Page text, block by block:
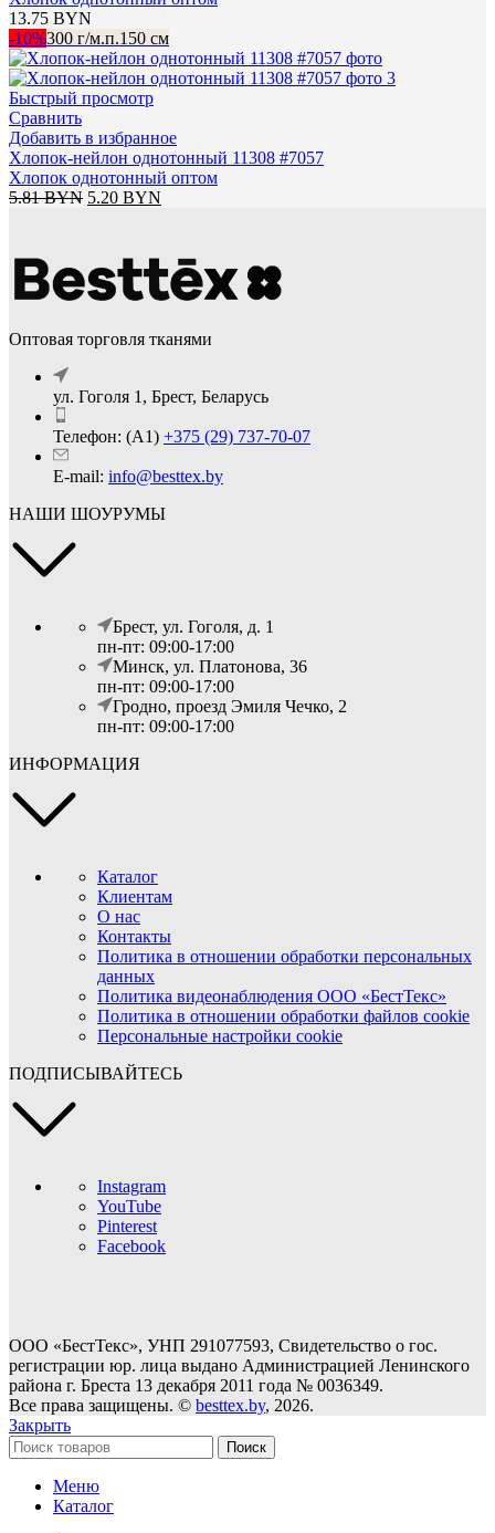
13.75 BYN
-10%300 г/м.п.150 см
Быстрый просмотр
Сравнить
Добавить в избранное
Хлопок-нейлон однотонный 11308 #7057
Хлопок однотонный оптом
5.81BYN Первоначальная
5.81 BYN.
5.20 BYN
Оптовая торговля тканями
ул. Гоголя 1, Брест, Беларусь
Телефон: (А1) +375 (29) 737-70-07
E-mail: info@besttex.by
НАШИ ШОУРУМЫ
Брест, ул. Гоголя, д. 1
пн-пт: 09:00-17:00
Минск, ул. Платонова, 36
пн-пт: 09:00-17:00
Гродно, проезд Эмиля Чечко, 2
пн-пт: 09:00-17:00
ИНФОРМАЦИЯ
Каталог
Клиентам
О нас
Контакты
Политика в отношении обработки персональных
данных
Политика видеонаблюдения ООО «БестТекс»
Политика в отношении обработки файлов cookie
Персональные настройки cookie
ПОДПИСЫВАЙТЕСЬ
Instagram
YouTube
Pinterest
Facebook
ООО «БестТекс», УНП 291077593, Свидетельство о гос.
регистрации юр. лица выдано Администрацией Ленинского
района г. Бреста 13 декабря 2011 года № 0036349.
Все права защищены. © besttex.by, 2026.
Закрыть
Поиск
Меню
Каталог